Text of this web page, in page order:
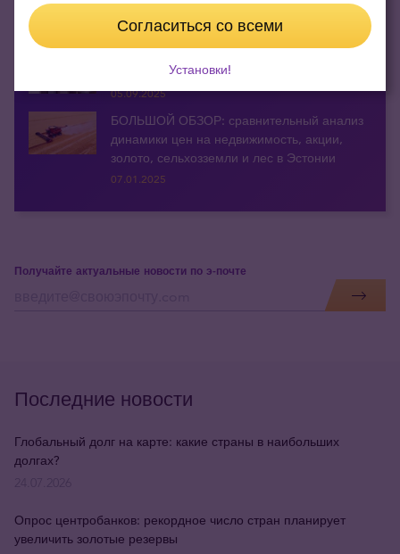
График: как изменились цены на
недвижимость в Эстонии, если измерять их
05.09.2025
БОЛЬШОЙ ОБЗОР: сравнительный анализ
динамики цен на недвижимость, акции,
золото, сельхозземли и лес в Эстонии
07.01.2025
Получайте актуальные новости по э-почте
Последние новости
Глобальный долг на карте: какие страны в наибольших
долгах?
Опрос центробанков: рекордное число стран планирует
увеличить золотые резервы
Согласиться со всеми
Установки!